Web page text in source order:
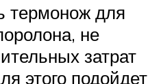
термонож для
не
затрат
этого подойдет